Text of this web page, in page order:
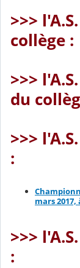
>>>
collège :
>>>
du
>>>
:
mars 2017,
>>>
: